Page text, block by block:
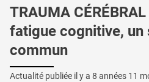
TRAUMA
fatigue cognitive, un
commun
Actualité publiée il y a 8 années 11